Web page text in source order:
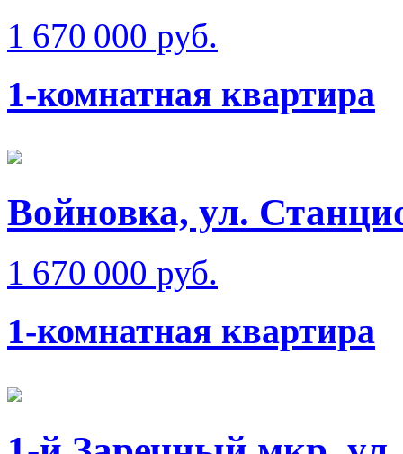
1 670 000 руб.
1-комнатная квартира
Войновка, ул.
1 670 000 руб.
1-комнатная квартира